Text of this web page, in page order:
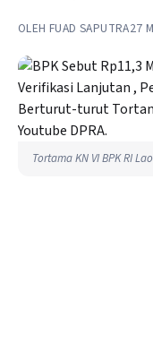
OLEH FUAD SAPUTRA27
Tortama KN VI BPK RI